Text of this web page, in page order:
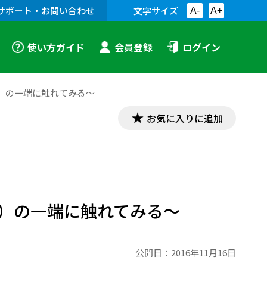
ポート・お問い合わせ 文字サイズ A- A+
使い方ガイド 会員登録 ログイン
の一端に触れてみる～
お気に入りに追加
の一端に触れてみる～
公開日： 2016年11月16日